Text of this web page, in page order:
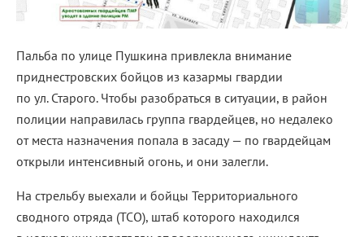
Пальба по улице Пушкина привлекла внимание
приднестровских бойцов из казармы гвардии
по ул. Старого. Чтобы разобраться в ситуации, в район
полиции направилась группа гвардейцев, но недалеко
от места назначения попала в засаду — по гвардейцам
открыли интенсивный огонь, и они залегли.
На стрельбу выехали и бойцы Территориального
сводного отряда (ТСО), штаб которого находился